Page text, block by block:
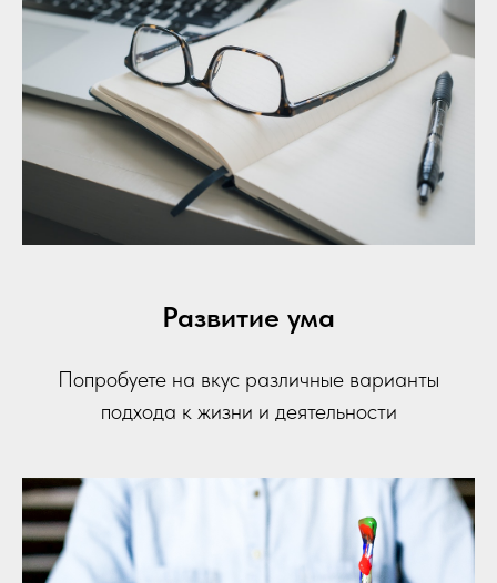
Развитие ума
Попробуете на вкус различные варианты
подхода к жизни и деятельности